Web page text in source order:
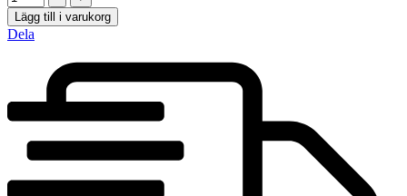
Lägg till i varukorg
Dela